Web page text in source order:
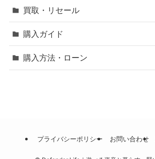
買取・リセール
購入ガイド
購入方法・ローン
プライバシーポリシー お問い合わせ